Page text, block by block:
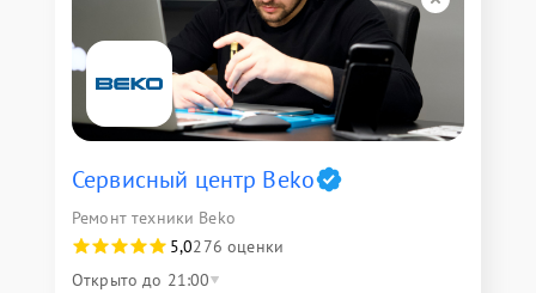
Сервисный центр Beko
Ремонт техники Beko
5,0276 оценки
Открыто до 21:00